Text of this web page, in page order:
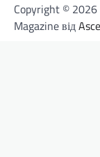
Copyright © 2026
Magazine від